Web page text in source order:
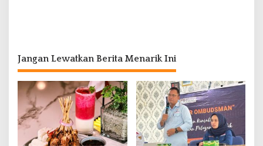
Jangan Lewatkan Berita Menarik Ini